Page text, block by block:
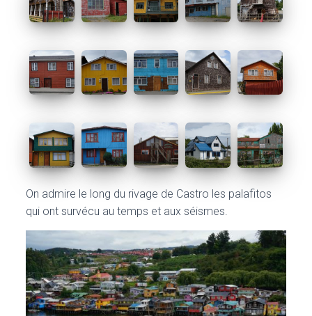
On admire le long du rivage de Castro les palafitos
qui ont survécu au temps et aux séismes.